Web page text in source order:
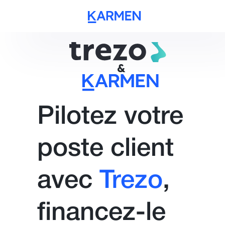
&
Pilotez votre
poste client
avec Trezo,
financez-le